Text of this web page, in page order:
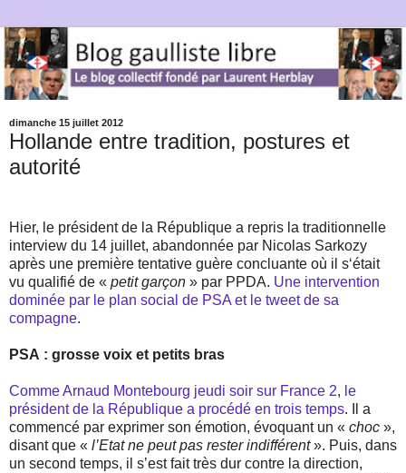
dimanche 15 juillet 2012
Hollande entre tradition, postures et
autorité
Hier, le président de la République a repris la traditionnelle
interview du 14 juillet, abandonnée par Nicolas Sarkozy
après une première tentative guère concluante où il s‘était
vu qualifié de « petit garçon » par PPDA. Une intervention
dominée par le plan social de PSA et le tweet de sa
compagne.
PSA : grosse voix et petits bras
Comme Arnaud Montebourg jeudi soir sur France 2, le
président de la République a procédé en trois temps. Il a
commencé par exprimer son émotion, évoquant un « choc »,
disant que « l’Etat ne peut pas rester indifférent». Puis, dans
un second temps, il s’est fait très dur contre la direction,